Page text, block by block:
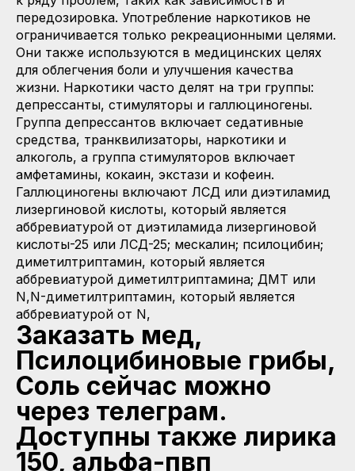
передозировка. Употребление наркотиков не
ограничивается только рекреационными целями.
Они также используются в медицинских целях
для облегчения боли и улучшения качества
жизни. Наркотики часто делят на три группы:
депрессанты, стимуляторы и галлюциногены.
Группа депрессантов включает седативные
средства, транквилизаторы, наркотики и
алкоголь, а группа стимуляторов включает
амфетамины, кокаин, экстази и кофеин.
Галлюциногены включают ЛСД или диэтиламид
лизергиновой кислоты, который является
аббревиатурой от диэтиламида лизергиновой
кислоты-25 или ЛСД-25; мескалин; псилоцибин;
диметилтриптамин, который является
аббревиатурой диметилтриптамина; ДМТ или
N,N-диметилтриптамин, который является
аббревиатурой от N,
Заказать мед,
Псилоцибиновые грибы,
Соль сейчас можно
через телеграм.
Доступны также лирика
150, альфа-пвп